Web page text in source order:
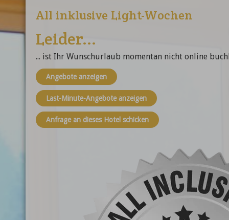
All inklusive Light-Wochen
Leider...
... ist Ihr Wunschurlaub momentan nicht online
Angebote anzeigen
Last-Minute-Angebote anzeigen
Anfrage an dieses Hotel schicken